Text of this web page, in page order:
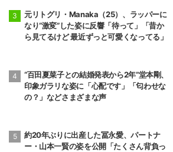
元リトグリ・Manaka（25）、ラッパーに
なり“激変”した姿に反響「待って」「昔か
ら見てるけど 最近ずっと可愛くなってる」
“百田夏菜子との結婚発表から2年”堂本剛、
印象ガラリな姿に「心配です」「匂わせな
の？」などさまざまな声
約20年ぶりに出産した冨永愛、パートナ
ー・山本一賢の姿を公開「たくさん背負っ